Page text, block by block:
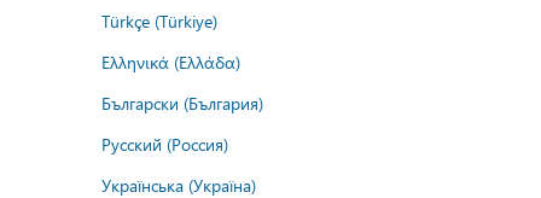
Türkçe (Türkiye)
Ελληνικά (Ελλάδα)
Български (България)
Русский (Россия)
Українська (Україна)